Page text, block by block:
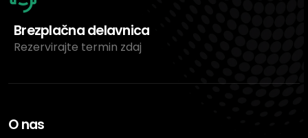
Brezplačna delavnica
Rezervirajte termin zdaj
O nas